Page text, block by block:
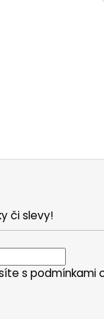
či slevy!
s podmínkami